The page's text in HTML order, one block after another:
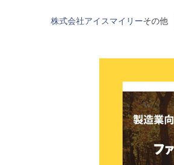
株式会社アイスマイリーその他